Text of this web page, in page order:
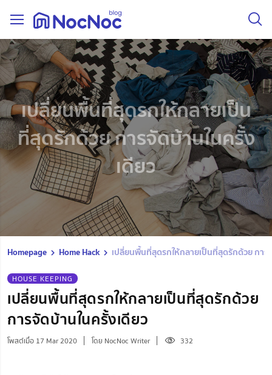
เปลี่ยนพื้นที่สุดรกให้กลายเป็น
ที่สุดรักด้วย การจัดบ้านในครั้ง
เดียว
Homepage Home Hack เปลี่ยนพื้นที่สุดรกให้กลายเป็นที่สุดรักด้วย การ
HOUSE KEEPING
เปลี่ยนพื้นที่สุดรกให้กลายเป็นที่สุดรักด้วย
การจัดบ้านในครั้งเดียว
โพสต์เมื่อ 17 Mar 2020 โดย NocNoc Writer 332